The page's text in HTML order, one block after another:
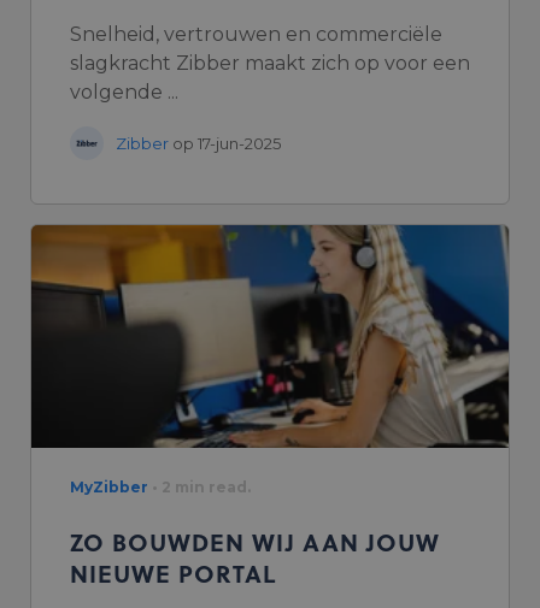
Snelheid, vertrouwen en commerciële
slagkracht Zibber maakt zich op voor een
volgende ...
Zibber op 17-jun-2025
MyZibber • 2 min read.
ZO BOUWDEN WIJ AAN JOUW
NIEUWE PORTAL